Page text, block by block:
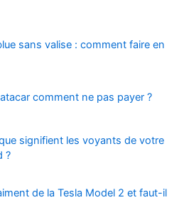
sans valise : comment faire en
comment ne pas payer ?
signifient les voyants de votre
?
de la Tesla Model 2 et faut-il